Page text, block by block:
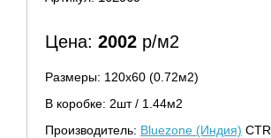
Цена: 2002 р/м2
Размеры: 120х60 (0.72м2)
В коробке: 2шт / 1.44м2
Производитель: Bluezone (Индия) CTR